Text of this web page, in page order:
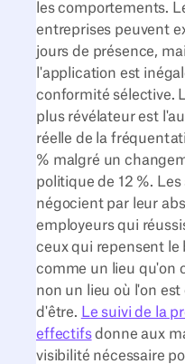
les comportements.
entreprises peuvent
jours de présence,
l'application est
conformité sélective.
plus révélateur est
réelle de la
% malgré un
politique de 12 %. Les
négocient par leur
employeurs qui
ceux qui repensent le
comme un lieu qu'on
non un lieu où l'on
d'être. Le suivi de la
effectifsdonne aux
visibilité nécessaire